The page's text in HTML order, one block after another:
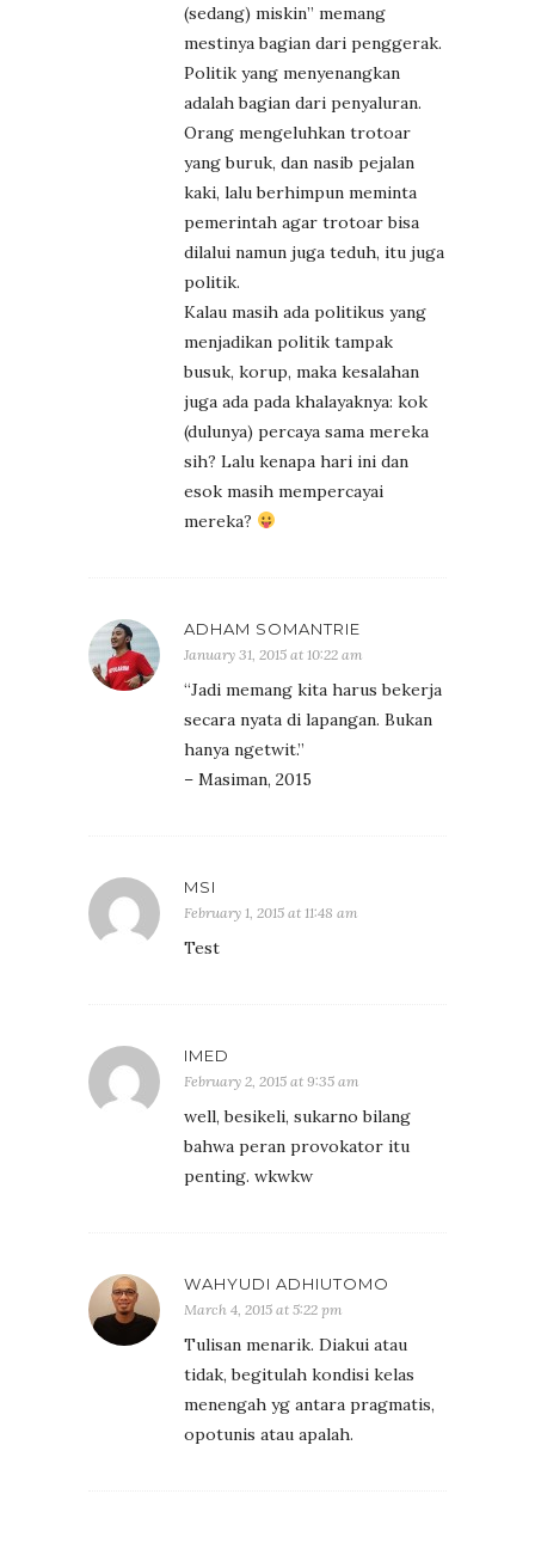
(sedang) miskin” memang
mestinya bagian dari penggerak.
Politik yang menyenangkan
adalah bagian dari penyaluran.
Orang mengeluhkan trotoar
yang buruk, dan nasib pejalan
kaki, lalu berhimpun meminta
pemerintah agar trotoar bisa
dilalui namun juga teduh, itu juga
politik.
Kalau masih ada politikus yang
menjadikan politik tampak
busuk, korup, maka kesalahan
juga ada pada khalayaknya: kok
(dulunya) percaya sama mereka
sih? Lalu kenapa hari ini dan
esok masih mempercayai
mereka?
ADHAM SOMANTRIE
January 31, 2015 at 10:22 am
“Jadi memang kita harus bekerja
secara nyata di lapangan. Bukan
hanya ngetwit.”
– Masiman, 2015
MSI
February 1, 2015 at 11:48 am
Test
IMED
February 2, 2015 at 9:35 am
well, besikeli, sukarno bilang
bahwa peran provokator itu
penting. wkwkw
WAHYUDI ADHIUTOMO
March 4, 2015 at 5:22 pm
Tulisan menarik. Diakui atau
tidak, begitulah kondisi kelas
menengah yg antara pragmatis,
opotunis atau apalah.